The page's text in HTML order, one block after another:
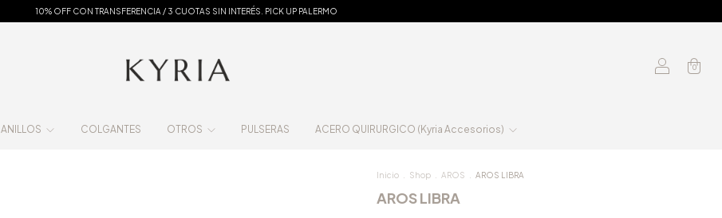
10% OFF CON TRANSFERENCIA / 3 CUOTAS SIN INTERÉS. PICK UP PALERMO
0
ANILLOS COLGANTES OTROS PULSERAS ACERO QUIRURGICO (Kyria Accesorios)
Inicio Shop AROS AROS LIBRA
AROS LIBRA